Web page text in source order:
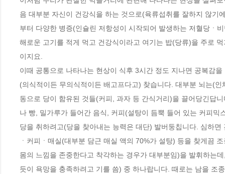
음 대부분 자신이 건강식을 하는 것으로(육류섭취를 잘하지 않
부터 다양한 병증(인슐린 저항성이 시작되어 발생하는 저혈당ㆍ
해로운 고기를 적게 먹고 건강식이라고 여기는 밥(당류)을 주로
이지요.
이때 공통으로 나타나는 현상이 식후 3시간 정도 지나면 공복감
(의식적이든 무의식적이든 배고프다고) 찾습니다. 대부분 뇌는(
동으로 당이 함유된 것들(커피, 과자 등 간식거리)을 끌어당긴답
나 빵, 밀가루가 들어간 음식, 커피(설탕이 듬뿍 들어 있는 커피
당을 취하려고(당을 찾아내는 능력은 대단) 발버둥칩니다. 심하
ㆍ커피ㆍ매실(대부분 담근 매실 액의 70%가 설탕) 등을 찾게끔
몸의 느낌을 존중한다고 착각하는 경우가 대부분임)을 발휘하는
듯이 욕망을 충족하려고 기를 씀) 중 하나랍니다. 때로는 남을 조